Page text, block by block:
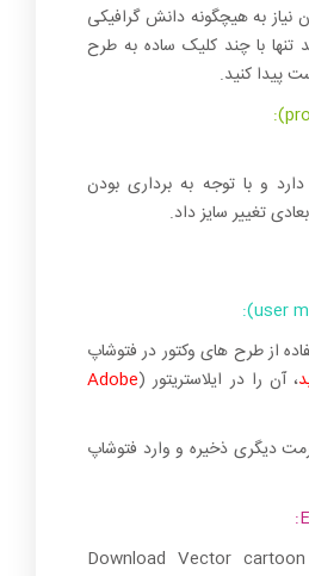
نیاز به هیچگونه دانش گرافیکی
تنها با چند کلیک ساده به طرح
پیدا کنید.
و با توجه به برداری بودن
تغییر سایز داد.
از طرح های وکتور در فتوشاپ
، آن را در ایلاستریتور (Adobe
دیگری ذخیره و وارد فتوشاپ
Download Vector